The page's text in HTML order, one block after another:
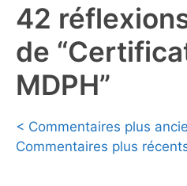
42
de
MDPH”
Navigation
< Commentaires plus
Commentaires plus